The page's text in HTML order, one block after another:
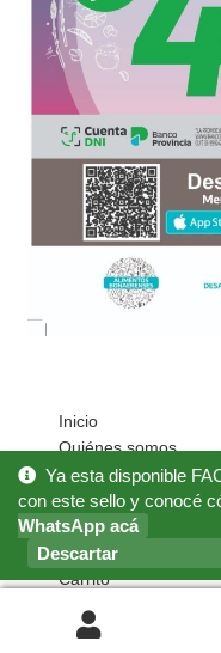
Inicio
Quiénes somos
Cómo Comprar?
Mi cuenta
Noticias
Preguntas Frecuentes
Carrito
Ya esta disponible
con este sello y conocé
WhatsApp acá
Descartar